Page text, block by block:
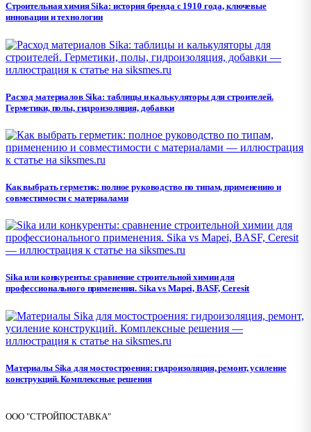
Строительная химия Sika: история бренда с 1910 года, ключевые
инновации и технологии
Расход материалов Sika: таблицы и калькуляторы для строителей.
Герметики, полы, гидроизоляция, добавки
Как выбрать герметик: полное руководство по типам, применению и
совместимости с материалами
Sika или конкуренты: сравнение строительной химии для
профессионального применения. Sika vs Mapei, BASF, Ceresit
Материалы Sika для мостостроения: гидроизоляция, ремонт, усиление
конструкций. Комплексные решения
ООО "СТРОЙПОСТАВКА"